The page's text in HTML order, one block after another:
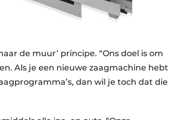
de muur’ principe. “Ons doel is om
Als je een nieuwe zaagmachine hebt
dan wil je toch dat die